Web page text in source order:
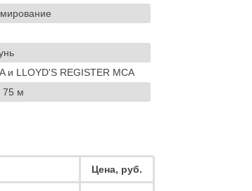
и LLOYD'S REGISTER MCA
75 м
Цена, руб.